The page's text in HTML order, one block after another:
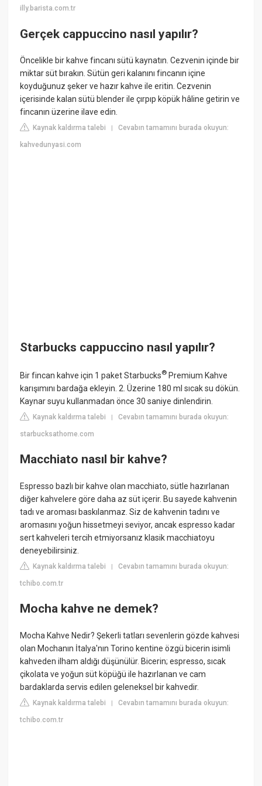
illy.barista.com.tr
Gerçek cappuccino nasıl yapılır?
Öncelikle bir kahve fincanı sütü kaynatın. Cezvenin içinde bir
miktar süt bırakın. Sütün geri kalanını fincanın içine
koyduğunuz şeker ve hazır kahve ile eritin. Cezvenin
içerisinde kalan sütü blender ile çırpıp köpük hâline getirin ve
fincanın üzerine ilave edin.
Kaynak kaldırma talebi |Cevabın tamamını burada okuyun:
kahvedunyasi.com
Starbucks cappuccino nasıl yapılır?
Bir fincan kahve için 1 paket Starbucks® Premium Kahve
karışımını bardağa ekleyin. 2. Üzerine 180 ml sıcak su dökün.
Kaynar suyu kullanmadan önce 30 saniye dinlendirin.
Kaynak kaldırma talebi |Cevabın tamamını burada okuyun:
starbucksathome.com
Macchiato nasıl bir kahve?
Espresso bazlı bir kahve olan macchiato, sütle hazırlanan
diğer kahvelere göre daha az süt içerir. Bu sayede kahvenin
tadı ve aroması baskılanmaz. Siz de kahvenin tadını ve
aromasını yoğun hissetmeyi seviyor, ancak espresso kadar
sert kahveleri tercih etmiyorsanız klasik macchiatoyu
deneyebilirsiniz.
Kaynak kaldırma talebi |Cevabın tamamını burada okuyun:
tchibo.com.tr
Mocha kahve ne demek?
Mocha Kahve Nedir? Şekerli tatları sevenlerin gözde kahvesi
olan Mochanın İtalya'nın Torino kentine özgü bicerin isimli
kahveden ilham aldığı düşünülür. Bicerin; espresso, sıcak
çikolata ve yoğun süt köpüğü ile hazırlanan ve cam
bardaklarda servis edilen geleneksel bir kahvedir.
Kaynak kaldırma talebi |Cevabın tamamını burada okuyun:
tchibo.com.tr